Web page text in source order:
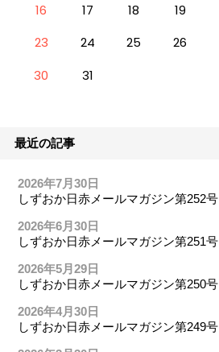
16
17 18 19
23
24 25 26
30
31
最近の記事
2026年7月30日
しずおか日赤メールマガジン第252号
2026年6月30日
しずおか日赤メールマガジン第251号
2026年5月29日
しずおか日赤メールマガジン第250号
2026年4月30日
しずおか日赤メールマガジン第249号